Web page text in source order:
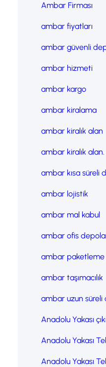
Ambar Firması
ambar fiyatları
ambar güvenli
ambar hizmeti
ambar kargo
ambar kiralama
ambar kiralık alan
ambar kiralık alan.
ambar kısa süreli
ambar lojistik
ambar mal kabul
ambar ofis
ambar paketleme
ambar taşımacılık
ambar uzun
Anadolu Yakası
Anadolu Yakası
Anadolu Yakası